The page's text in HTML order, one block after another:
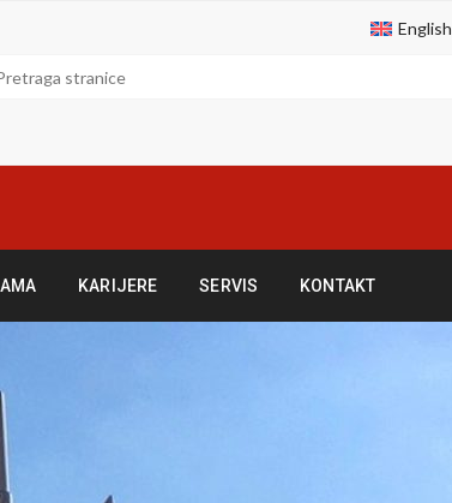
English
KARIJERE SERVIS KONTAKT